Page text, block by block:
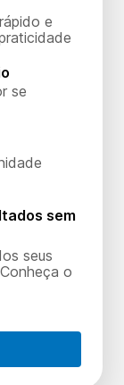
e
se
sem
seus
o